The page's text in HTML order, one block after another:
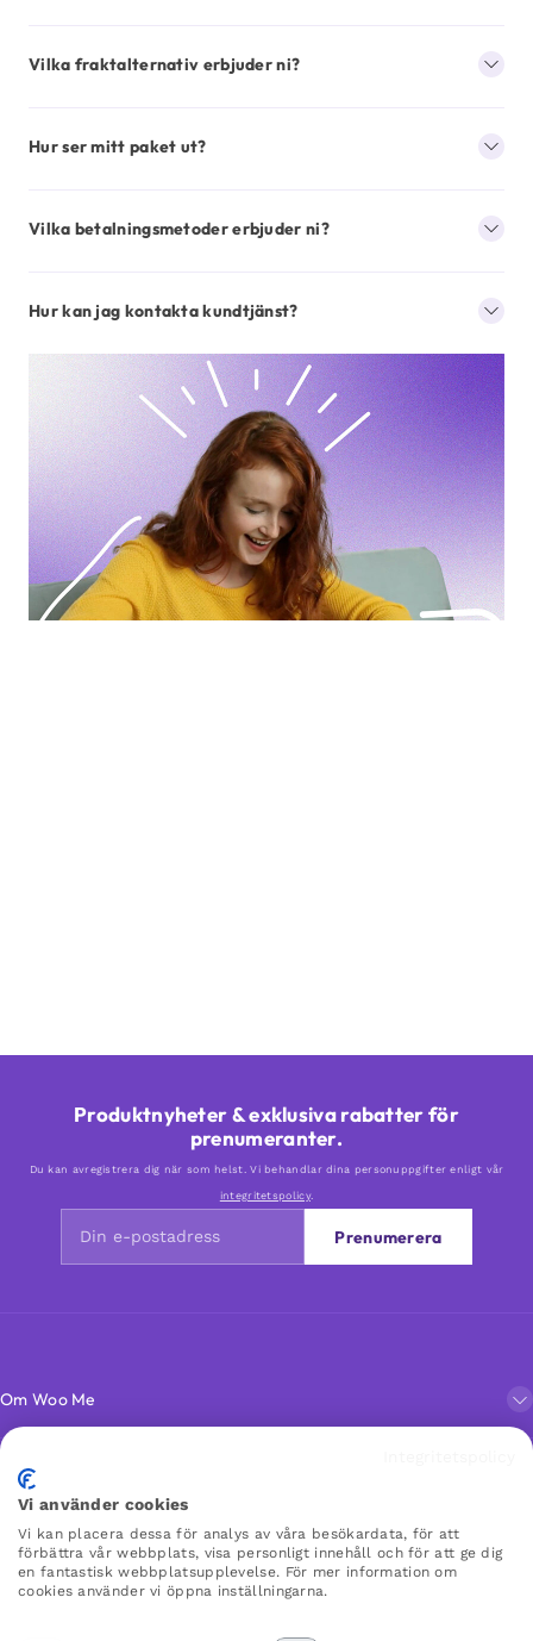
Vilka fraktalternativ erbjuder ni?
Hur ser mitt paket ut?
Vilka betalningsmetoder erbjuder ni?
Hur kan jag kontakta kundtjänst?
Produktnyheter & exklusiva rabatter för
prenumeranter.
Du kan avregistrera dig när som helst. Vi behandlar dina personuppgifter enligt vår
integritetspolicy.
Prenumerera
Om Woo Me
Kundservice
Favoriter
Vi använder cookies
Vi kan placera dessa för analys av våra besökardata, för att
förbättra vår webbplats, visa personligt innehåll och för att ge dig
en fantastisk webbplatsupplevelse. För mer information om
cookies använder vi öppna inställningarna.